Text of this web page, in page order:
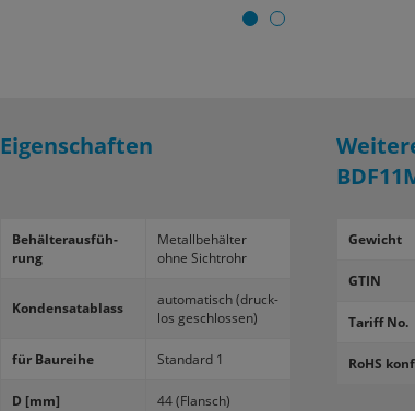
Eigenschaften
Be­häl­ter­aus­füh­
rung
Me­tall­be­häl­ter
ohne Sicht­rohr
Kon­den­sat­ab­lass
au­to­ma­tisch (druck­
los ge­schlos­sen)
für Bau­rei­he Stan­dard 1
D [mm] 44 (Flansch)
Gewicht
GTIN
Tariff No.
RoHS